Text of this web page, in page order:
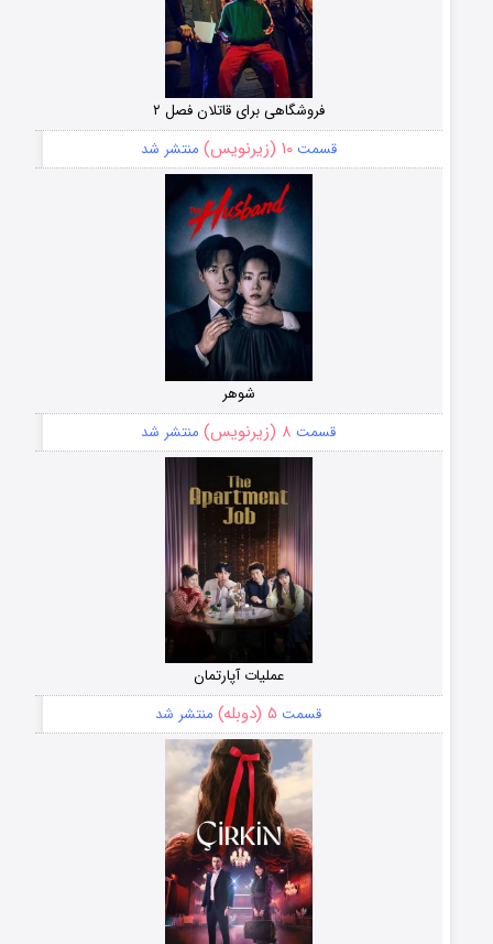
فروشگاهی برای قاتلان فصل ۲
قسمت۱۰ (زیرنویس) منتشر شد
شوهر
قسمت ۸ (زیرنویس) منتشر شد
عملیات آپارتمان
قسمت ۵ (دوبله) منتشر شد